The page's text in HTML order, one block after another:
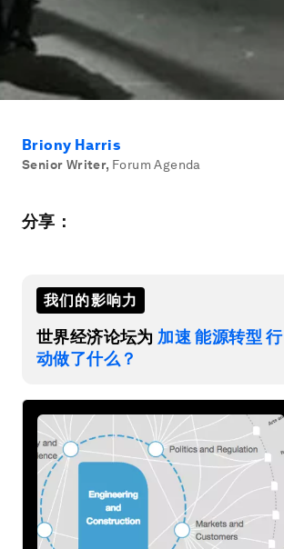
Briony Harris
Senior Writer, Forum Agenda
分享：
我们的影响力
世界经济论坛为 加速 能源转型 行
动做了什么？